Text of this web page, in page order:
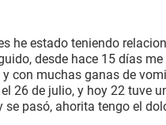
he estado teniendo
desde hace 15 días
con muchas ganas de
26 de julio, y hoy 22 tuve
se pasó, ahorita tengo el